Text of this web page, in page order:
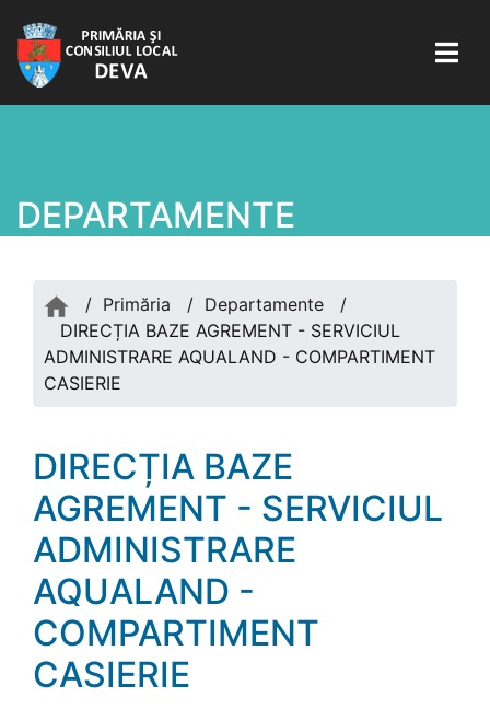
DEPARTAMENTE
/ Primăria / Departamente
/
DIRECȚIA BAZE AGREMENT - SERVICIUL
ADMINISTRARE AQUALAND - COMPARTIMENT
CASIERIE
DIRECȚIA BAZE
AGREMENT - SERVICIUL
ADMINISTRARE
AQUALAND -
COMPARTIMENT
CASIERIE